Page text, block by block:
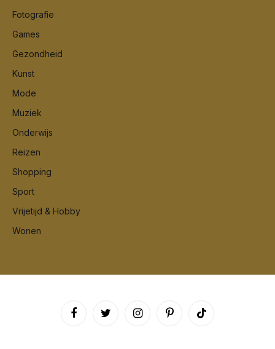
Fotografie
Games
Gezondheid
Kunst
Mode
Muziek
Onderwijs
Reizen
Shopping
Sport
Vrijetijd & Hobby
Wonen
FacebookTwitter InstagramPinterestTikTok